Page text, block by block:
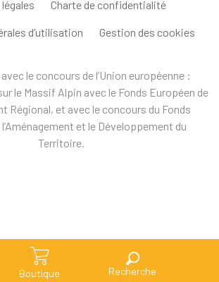
Boutique Recherche
Charte de confidentialité
d’utilisation Gestion des cookies
le concours de l’Union européenne :
le Massif Alpin avec le Fonds Européen de
Régional, et avec le concours du Fonds
et le Développement du
Territoire.